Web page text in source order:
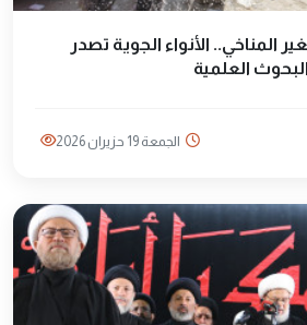
المناخي.. الأنواء الجوية تصدر
العلمية
الجمعة 19 حزيران 2026